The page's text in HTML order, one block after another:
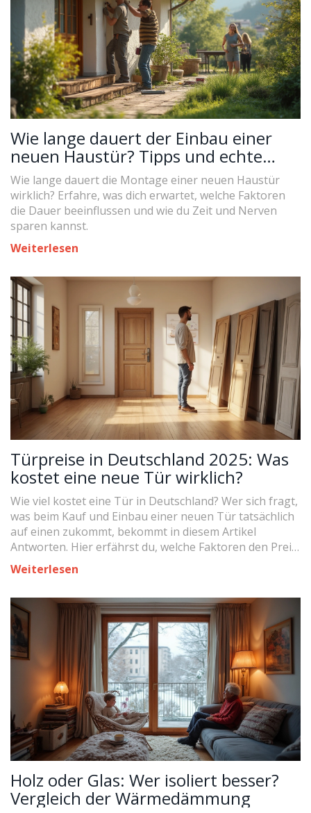
Wie lange dauert der Einbau einer
neuen Haustür? Tipps und echte
Erfahrungswerte
Wie lange dauert die Montage einer neuen Haustür
wirklich? Erfahre, was dich erwartet, welche Faktoren
die Dauer beeinflussen und wie du Zeit und Nerven
sparen kannst.
Weiterlesen
Türpreise in Deutschland 2025: Was
kostet eine neue Tür wirklich?
Wie viel kostet eine Tür in Deutschland? Wer sich fragt,
was beim Kauf und Einbau einer neuen Tür tatsächlich
auf einen zukommt, bekommt in diesem Artikel
Antworten. Hier erfährst du, welche Faktoren den Preis
bestimmen, welche Modelle beliebt sind, und wie du
clever sparen kannst. Mit aktuellen Preisen, Tipps vom
Weiterlesen
Holz oder Glas: Wer isoliert besser?
Vergleich der Wärmedämmung